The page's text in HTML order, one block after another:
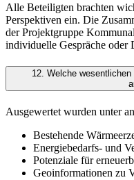
Alle Beteiligten brachten
Perspektiven ein. Die
der Projektgruppe
individuelle Gespräche oder
12. Welche
Ausgewertet wurden unter
Bestehende
Energiebedarfs- und
Potenziale für
Geoinformationen zu